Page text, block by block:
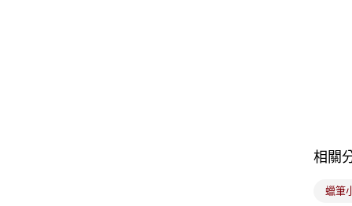
相關
蠟筆